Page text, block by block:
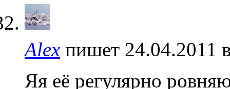
Alex пишет 24.04.2011
Яя её регулярно